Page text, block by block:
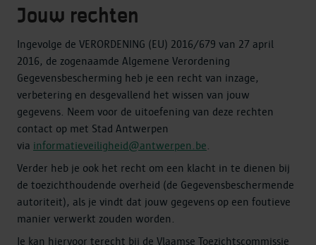
Jouw rechten
Ingevolge de VERORDENING (EU) 2016/679 van 27 april
2016, de zogenaamde Algemene Verordening
Gegevensbescherming heb je een recht van inzage,
verbetering en desgevallend het wissen van jouw
gegevens. Neem voor de uitoefening van deze rechten
contact op met Stad Antwerpen
via informatieveiligheid@antwerpen.be.
Verder heb je ook het recht om een klacht in te dienen bij
de toezichthoudende overheid (de Gegevensbeschermende
autoriteit), als je vindt dat jouw gegevens op een foutieve
manier verwerkt zouden worden.
Je kan hiervoor terecht bij de Vlaamse Toezichtscommissie